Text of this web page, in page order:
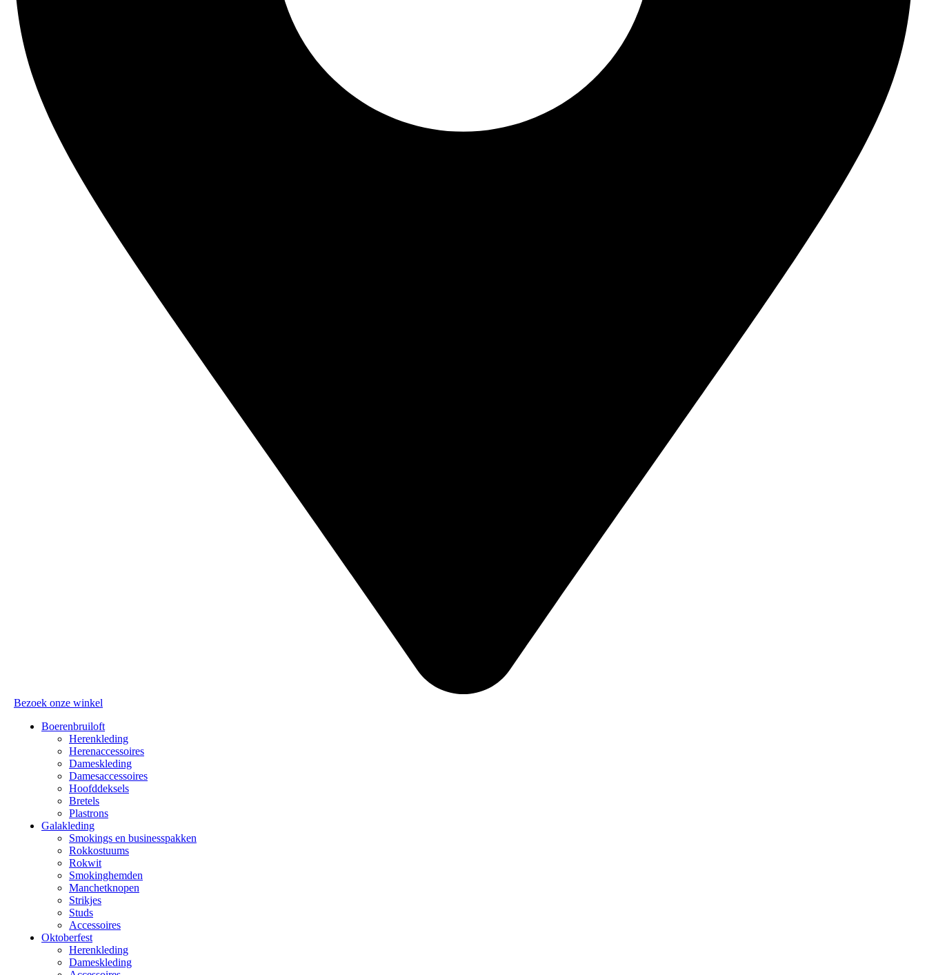
Bezoek onze winkel
Boerenbruiloft
Herenkleding
Herenaccessoires
Dameskleding
Damesaccessoires
Hoofddeksels
Bretels
Plastrons
Galakleding
Smokings en businesspakken
Rokkostuums
Rokwit
Smokinghemden
Manchetknopen
Strikjes
Studs
Accessoires
Oktoberfest
Herenkleding
Dameskleding